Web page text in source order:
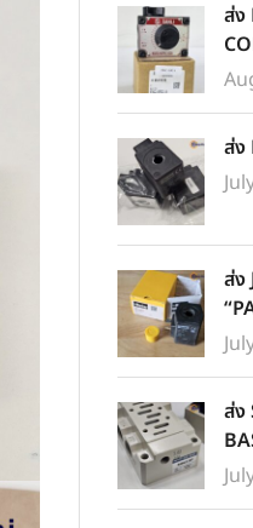
ส่ง
ส่ง
ส่ง
ส่ง